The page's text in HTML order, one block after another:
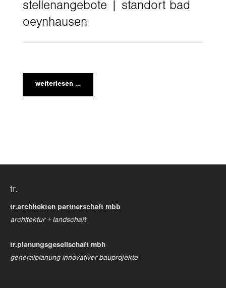
stellenangebote | standort bad
oeynhausen
weiterlesen …
tr.
tr.architekten partnerschaft mbb
architektur + landschaft
tr.planungsgesellschaft mbh
generalplanung innovativer bauprojekte